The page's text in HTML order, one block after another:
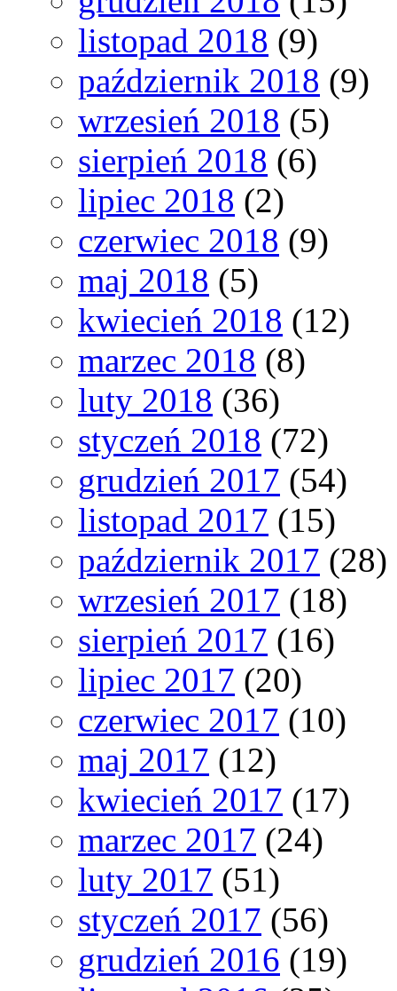
listopad 2018 (9)
październik 2018 (9)
wrzesień 2018 (5)
sierpień 2018 (6)
lipiec 2018 (2)
czerwiec 2018 (9)
maj 2018 (5)
kwiecień 2018 (12)
marzec 2018 (8)
luty 2018 (36)
styczeń 2018 (72)
grudzień 2017 (54)
listopad 2017 (15)
październik 2017 (28)
wrzesień 2017 (18)
sierpień 2017 (16)
lipiec 2017 (20)
czerwiec 2017 (10)
maj 2017 (12)
kwiecień 2017 (17)
marzec 2017 (24)
luty 2017 (51)
styczeń 2017 (56)
grudzień 2016 (19)